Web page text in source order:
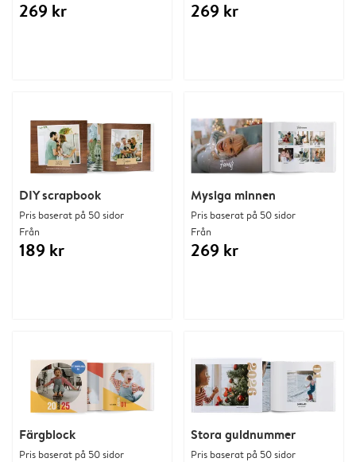
269 kr
Mysiga minnen
Pris baserat på 50 sidor
Från
269 kr
Stora guldnummer
Pris baserat på 50 sidor
DIY scrapbook
Pris baserat på 50 sidor
Från
189 kr
Färgblock
Pris baserat på 50 sidor
269 kr